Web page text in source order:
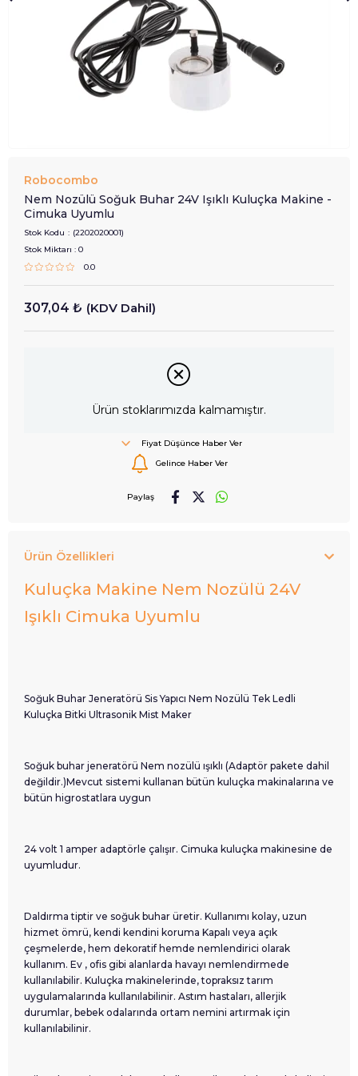
Robocombo
Nem Nozülü Soğuk Buhar 24V Işıklı Kuluçka Makine -
Cimuka Uyumlu
Stok Kodu
(2202020001)
Stok Miktarı : 0
0.0
307,04 ₺ (KDV Dahil)
Ürün stoklarımızda kalmamıştır.
Fiyat Düşünce Haber Ver
Gelince Haber Ver
Paylaş
Ürün Özellikleri
Kuluçka Makine Nem Nozülü 24V
Işıklı Cimuka Uyumlu
Soğuk Buhar Jeneratörü Sis Yapıcı Nem Nozülü Tek Ledli
Kuluçka Bitki Ultrasonik Mist Maker
Soğuk buhar jeneratörü Nem nozülü ışıklı (Adaptör pakete dahil
değildir.)Mevcut sistemi kullanan bütün kuluçka makinalarına ve
bütün higrostatlara uygun
24 volt 1 amper adaptörle çalışır. Cimuka kuluçka makinesine de
uyumludur.
Daldırma tiptir ve soğuk buhar üretir. Kullanımı kolay, uzun
hizmet ömrü, kendi kendini koruma Kapalı veya açık
çeşmelerde, hem dekoratif hemde nemlendirici olarak
kullanım. Ev , ofis gibi alanlarda havayı nemlendirmede
kullanılabilir. Kuluçka makinelerinde, topraksız tarım
uygulamalarında kullanılabilinir. Astım hastaları, allerjik
durumlar, bebek odalarında ortam nemini artırmak için
kullanılabilinir.